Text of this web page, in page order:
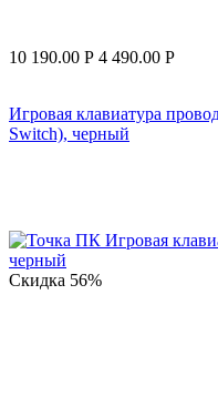
10 190.00 Р 4 490.00 Р
Игровая клавиатура
Switch), черный
Скидка 56%